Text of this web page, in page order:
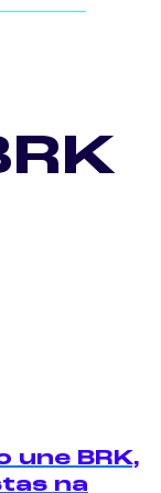
une BRK,
na